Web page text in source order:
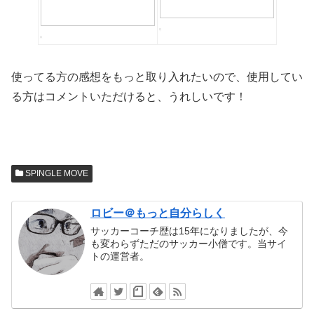
使ってる方の感想をもっと取り入れたいので、使用してい
る方はコメントいただけると、うれしいです！
SPINGLE MOVE
ロビー＠もっと自分らしく
サッカーコーチ歴は15年になりましたが、今
も変わらずただのサッカー小僧です。当サイ
トの運営者。